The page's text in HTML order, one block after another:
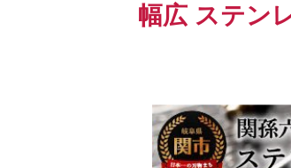
幅広 ステン